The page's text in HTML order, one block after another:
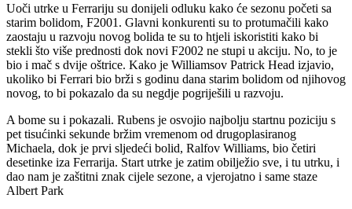
Uoči utrke u Ferrariju su donijeli odluku kako će sezonu početi sa
starim bolidom, F2001. Glavni konkurenti su to protumačili kako
zaostaju u razvoju novog bolida te su to htjeli iskoristiti kako bi
stekli što više prednosti dok novi F2002 ne stupi u akciju. No, to je
bio i mač s dvije oštrice. Kako je Williamsov Patrick Head izjavio,
ukoliko bi Ferrari bio brži s godinu dana starim bolidom od njihovog
novog, to bi pokazalo da su negdje pogriješili u razvoju.
A bome su i pokazali. Rubens je osvojio najbolju startnu poziciju s
pet tisućinki sekunde bržim vremenom od drugoplasiranog
Michaela, dok je prvi sljedeći bolid, Ralfov Williams, bio četiri
desetinke iza Ferrarija. Start utrke je zatim obilježio sve, i tu utrku, i
dao nam je zaštitni znak cijele sezone, a vjerojatno i same staze
Albert Park